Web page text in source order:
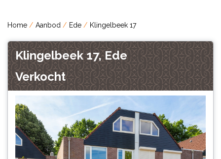
Home Aanbod Ede Klingelbeek 17
Klingelbeek 17, Ede
Verkocht